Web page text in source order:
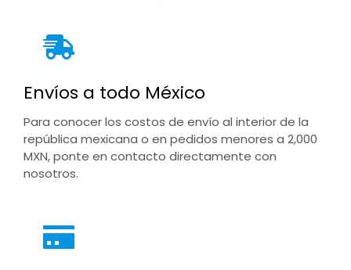
Envíos a todo México
Para conocer los costos de envío al interior de la
república mexicana o en pedidos menores a 2,000
MXN, ponte en contacto directamente con
nosotros.